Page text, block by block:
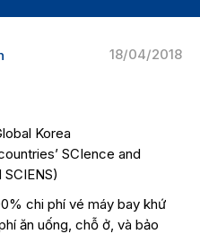
18/04/2018
Korea
SCIence and
chi phí vé máy bay khứ
ăn uống, chỗ ở, và bảo